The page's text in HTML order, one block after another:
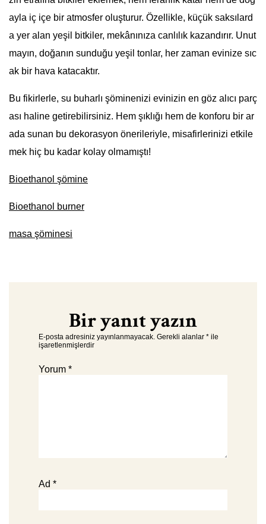
ayla iç içe bir atmosfer oluşturur. Özellikle, küçük saksılard
a yer alan yeşil bitkiler, mekânınıza canlılık kazandırır. Unut
mayın, doğanın sunduğu yeşil tonlar, her zaman evinize sıc
ak bir hava katacaktır.
Bu fikirlerle, su buharlı şöminenizi evinizin en göz alıcı parç
ası haline getirebilirsiniz. Hem şıklığı hem de konforu bir ar
ada sunan bu dekorasyon önerileriyle, misafirlerinizi etkile
mek hiç bu kadar kolay olmamıştı!
Bioethanol şömine
Bioethanol burner
masa şöminesi
Bir yanıt yazın
E-posta adresiniz yayınlanmayacak. Gerekli alanlar * ile
işaretlenmişlerdir
Yorum *
Ad *